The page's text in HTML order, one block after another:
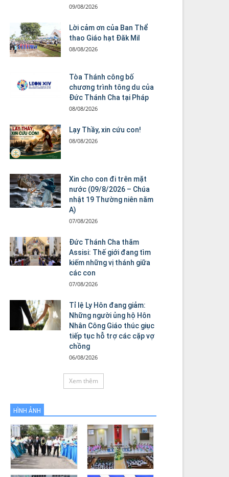
09/08/2026
Lời cảm ơn của Ban Thể
thao Giáo hạt Đăk Mil
08/08/2026
Tòa Thánh công bố
chương trình tông du của
Đức Thánh Cha tại Pháp
08/08/2026
Lạy Thầy, xin cứu con!
08/08/2026
Xin cho con đi trên mặt
nước (09/8/2026 – Chúa
nhật 19 Thường niên năm
A)
07/08/2026
Đức Thánh Cha thăm
Assisi: Thế giới đang tìm
kiếm những vị thánh giữa
các con
07/08/2026
Tỉ lệ Ly Hôn đang giảm:
Những người ủng hộ Hôn
Nhân Công Giáo thúc giục
tiếp tục hỗ trợ các cặp vợ
chồng
06/08/2026
Xem thêm
HÌNH ẢNH